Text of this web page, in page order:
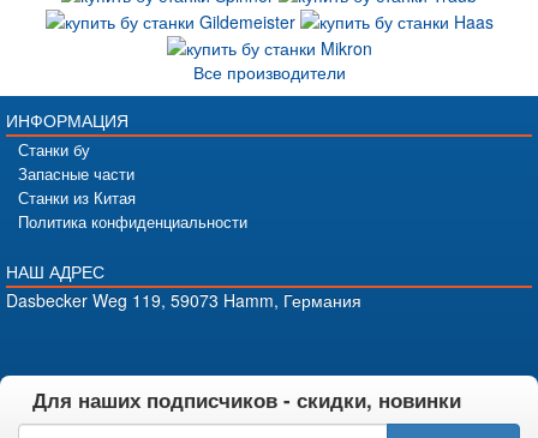
Все производители
ИНФОРМАЦИЯ
Станки бу
Запасные части
Станки из Китая
Политика конфиденциальности
НАШ АДРЕС
Dasbecker Weg 119, 59073 Hamm, Германия
Для наших подписчиков - скидки, новинки